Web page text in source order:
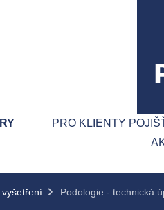
PRO KLIENTY
vyšetření Podologie - technická